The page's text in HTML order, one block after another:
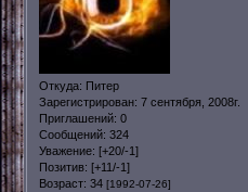
Откуда: Питер
Зарегистрирован: 7 сентября, 2008г.
Приглашений: 0
Сообщений: 324
Уважение: [+20/-1]
Позитив: [+11/-1]
Возраст: 34 [1992-07-26]